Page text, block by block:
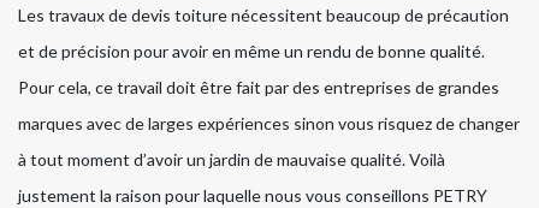
Les travaux de devis toiture nécessitent beaucoup de précaution
et de précision pour avoir en même un rendu de bonne qualité.
Pour cela, ce travail doit être fait par des entreprises de grandes
marques avec de larges expériences sinon vous risquez de changer
à tout moment d’avoir un jardin de mauvaise qualité. Voilà
justement la raison pour laquelle nous vous conseillons PETRY